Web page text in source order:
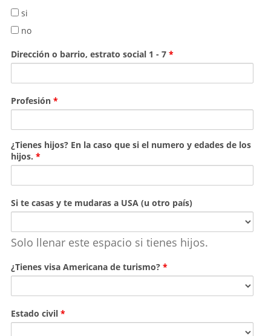
si
no
Dirección o barrio, estrato social 1 - 7 *
Profesión *
¿Tienes hijos? En la caso que si el numero y edades de los
hijos. *
Si te casas y te mudaras a USA (u otro país)
Solo llenar este espacio si tienes hijos.
¿Tienes visa Americana de turismo? *
Estado civil *